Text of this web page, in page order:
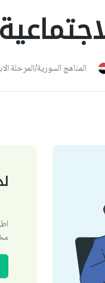
المناهج السورية/المرحلة